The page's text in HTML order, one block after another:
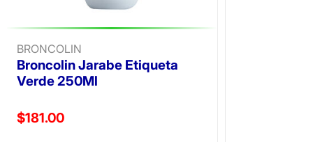
BRONCOLIN
Broncolin Jarabe Etiqueta
Verde 250Ml
Precio reducido de
$181.00